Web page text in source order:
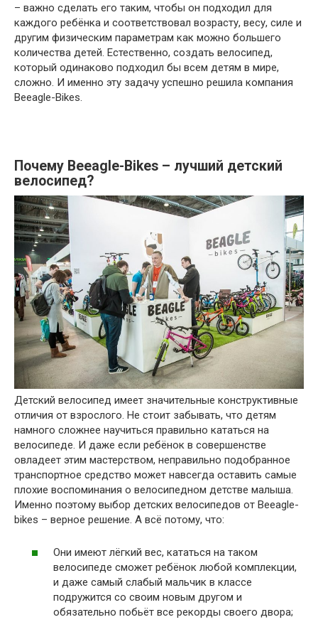
– важно сделать его таким, чтобы он подходил для
каждого ребёнка и соответствовал возрасту, весу, силе и
другим физическим параметрам как можно большего
количества детей. Естественно, создать велосипед,
который одинаково подходил бы всем детям в мире,
сложно. И именно эту задачу успешно решила компания
Beeagle-Bikes.
Почему Beeagle-Bikes – лучший детский
велосипед?
Детский велосипед имеет значительные конструктивные
отличия от взрослого. Не стоит забывать, что детям
намного сложнее научиться правильно кататься на
велосипеде. И даже если ребёнок в совершенстве
овладеет этим мастерством, неправильно подобранное
транспортное средство может навсегда оставить самые
плохие воспоминания о велосипедном детстве малыша.
Именно поэтому выбор детских велосипедов от Beeagle-
bikes – верное решение. А всё потому, что:
Они имеют лёгкий вес, кататься на таком
велосипеде сможет ребёнок любой комплекции,
и даже самый слабый мальчик в классе
подружится со своим новым другом и
обязательно побьёт все рекорды своего двора;